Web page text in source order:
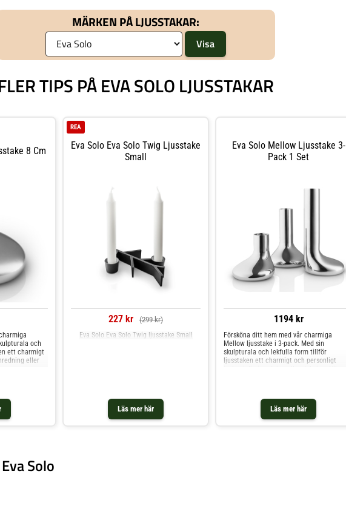
MÄRKEN PÅ LJUSSTAKAR:
TIPS PÅ EVA SOLO LJUSSTAKAR
8 Cm
och
ett charmigt
eller
Eva Solo Eva Solo Twig Ljusstake
Small
REA
227 kr (299 kr)
Läs mer här
Eva Solo Eva Solo Twig ljusstake Small
Eva Solo Mellow Ljusstake 3-
Pack 1 Set
1194 kr
Läs mer här
Försköna ditt hem med vår charmiga
Mellow ljusstake i 3-pack. Med sin
skulpturala och lekfulla form tillför
ljusstaken ett charmigt och personligt
Solo